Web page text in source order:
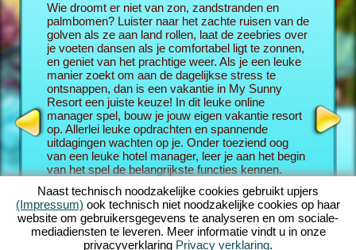
Wie droomt er niet van zon, zandstranden en
palmbomen? Luister naar het zachte ruisen van de
golven als ze aan land rollen, laat de zeebries over
je voeten dansen als je comfortabel ligt te zonnen,
en geniet van het prachtige weer. Als je een leuke
manier zoekt om aan de dagelijkse stress te
ontsnappen, dan is een vakantie in My Sunny
Resort een juiste keuze! In dit leuke online
manager spel, bouw je jouw eigen vakantie resort
op. Allerlei leuke opdrachten en spannende
uitdagingen wachten op je. Onder toeziend oog
van een leuke hotel manager, leer je aan het begin
van het spel de belangrijkste functies kennen.
Bouw je unieke badplaats. Natuurlijk, heb je een
aantal ambitieuze doelen: Je doel in dit online
manager avontuur is om zo goed mogelijk voor je
gasten te zorgen en uit te groeien tot een
In de
de
eigen
gasten
Hoe
een
Resort,
het
ook
Naast technisch noodzakelijke cookies gebruikt upjers
(Impressum) ook technisch niet noodzakelijke cookies op haar
website om gebruikersgegevens te analyseren en om sociale-
mediadiensten te leveren. Meer informatie vindt u in onze
privacyverklaring Privacy verklaring.